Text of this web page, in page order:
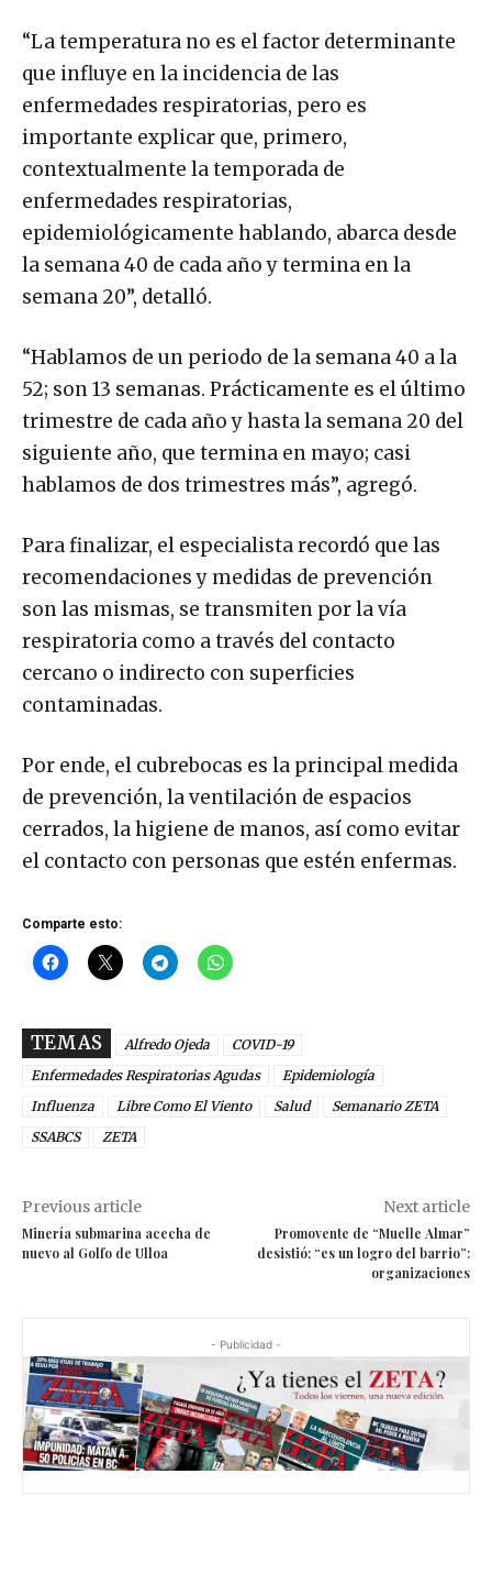
“La temperatura no es el factor determinante
que influye en la incidencia de las
enfermedades respiratorias, pero es
importante explicar que, primero,
contextualmente la temporada de
enfermedades respiratorias,
epidemiológicamente hablando, abarca desde
la semana 40 de cada año y termina en la
semana 20”, detalló.
“Hablamos de un periodo de la semana 40 a la
52; son 13 semanas. Prácticamente es el último
trimestre de cada año y hasta la semana 20 del
siguiente año, que termina en mayo; casi
hablamos de dos trimestres más”, agregó.
Para finalizar, el especialista recordó que las
recomendaciones y medidas de prevención
son las mismas, se transmiten por la vía
respiratoria como a través del contacto
cercano o indirecto con superficies
contaminadas.
Por ende, el cubrebocas es la principal medida
de prevención, la ventilación de espacios
cerrados, la higiene de manos, así como evitar
el contacto con personas que estén enfermas.
Comparte esto:
TEMAS Alfredo Ojeda
COVID-19
Enfermedades Respiratorias Agudas
Epidemiología
Influenza
Libre Como El Viento Salud
Semanario ZETA
SSABCS
ZETA
Previous article
Minería submarina acecha de
nuevo al Golfo de Ulloa
Next article
Promovente de “Muelle Almar”
desistió; “es un logro del barrio”:
organizaciones
- Publicidad -